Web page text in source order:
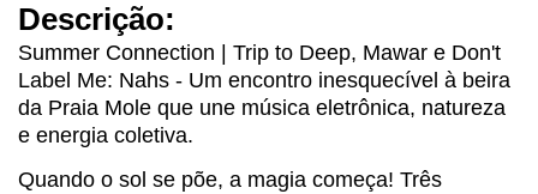
Descrição:
Summer Connection | Trip to Deep, Mawar e Don't
Label Me: Nahs - Um encontro inesquecível à beira
da Praia Mole que une música eletrônica, natureza
e energia coletiva.
Quando o sol se põe, a magia começa! Três